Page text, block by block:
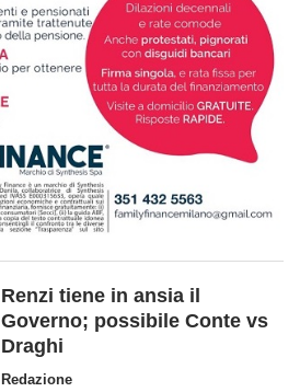
Renzi tiene in ansia il
Governo; possibile Conte vs
Draghi
Redazione